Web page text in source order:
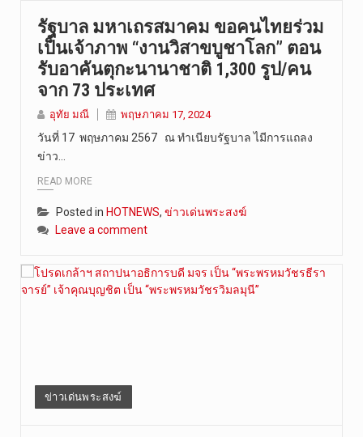
รัฐบาล มหาเถรสมาคม ขอคนไทยร่วม
เป็นเจ้าภาพ “งานวิสาขบูชาโลก” ตอน
รับอาคันตุกะนานาชาติ 1,300 รูป/คน
จาก 73 ประเทศ
อุทัย มณี พฤษภาคม 17, 2024
วันที่ 17 พฤษภาคม 2567 ณ ทำเนียบรัฐบาล ไมีการแถลง
ข่าว…
READ MORE
Posted in HOTNEWS, ข่าวเด่นพระสงฆ์
Leave a comment
ข่าวเด่นพระสงฆ์